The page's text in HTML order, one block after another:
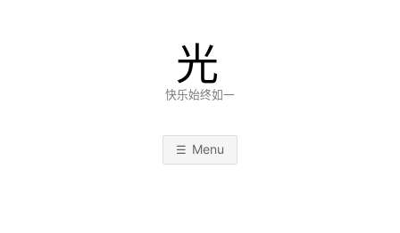
光
快乐始终如一
Menu